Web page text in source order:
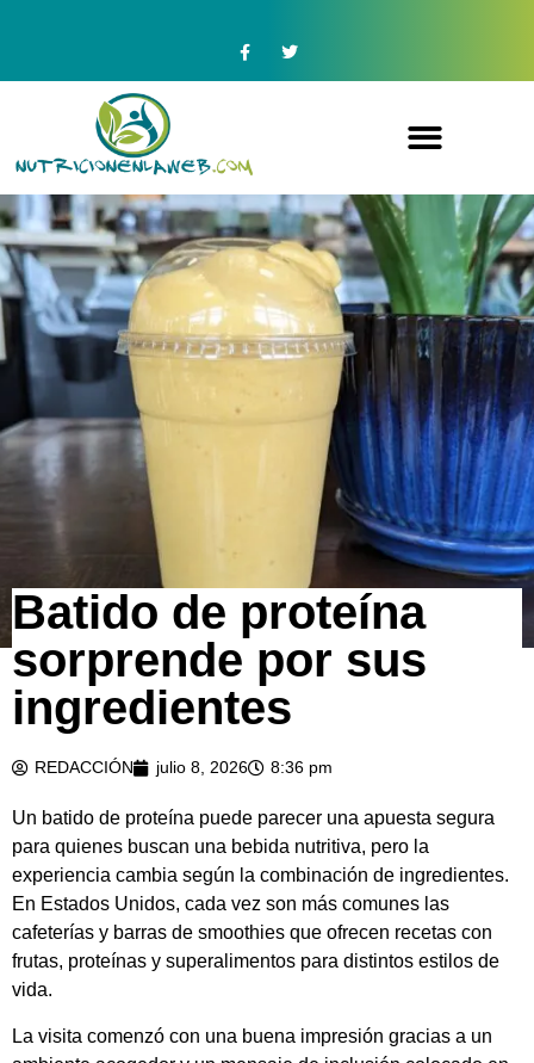
Batido de proteína
sorprende por sus
ingredientes
REDACCIÓN julio 8, 2026 8:36 pm
Un batido de proteína puede parecer una apuesta segura
para quienes buscan una bebida nutritiva, pero la
experiencia cambia según la combinación de ingredientes.
En Estados Unidos, cada vez son más comunes las
cafeterías y barras de smoothies que ofrecen recetas con
frutas, proteínas y superalimentos para distintos estilos de
vida.
La visita comenzó con una buena impresión gracias a un